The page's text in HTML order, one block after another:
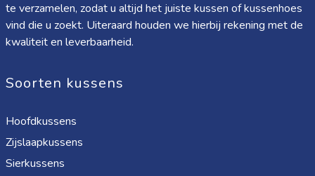
te verzamelen, zodat u altijd het juiste kussen of kussenhoes
vind die u zoekt. Uiteraard houden we hierbij rekening met de
kwaliteit en leverbaarheid.
Soorten kussens
Hoofdkussens
Zijslaapkussens
Sierkussens